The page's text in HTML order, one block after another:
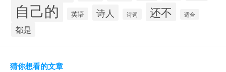
自己的 英语 诗人 诗词 还不 适合
都是
猜你想看的文章